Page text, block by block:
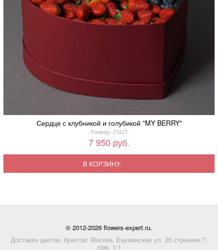
Сердце с клубникой и голубикой "MY BERRY"
Размер: 27x27
7 950 руб.
В КОРЗИНУ
© 2012-2026 flowers-expert.ru.
Доставка цветов, букетов: Москва, Бауманская ул. 20 строение 7,
пом. 1/1